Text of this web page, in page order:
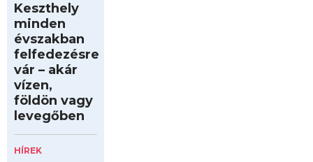
Keszthely
minden
évszakban
felfedezésre
vár – akár
vízen,
földön vagy
levegőben
HÍREK